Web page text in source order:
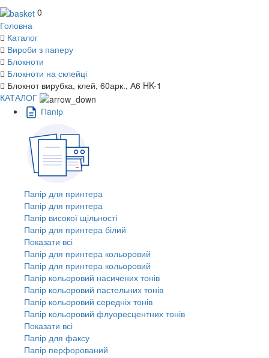
0
Головна
Каталог
Вироби з паперу
Блокноти
Блокноти на склейці
Блокнот вирубка, клей, 60арк., А6 HK-1
КАТАЛОГ
Пaпiр
Папір для принтера
Папір для принтера
Папір високої щільності
Папір для принтера білий
Показати всі
Папір для принтера кольоровий
Папір для принтера кольоровий
Папір кольоровий насичених тонів
Папір кольоровий пастельних тонів
Папір кольоровий середніх тонів
Папір кольоровий флуоресцентних тонів
Показати всі
Папір для факсу
Папір перфорований